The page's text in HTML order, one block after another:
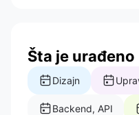
Šta je urađeno
Dizajn
Backend, API